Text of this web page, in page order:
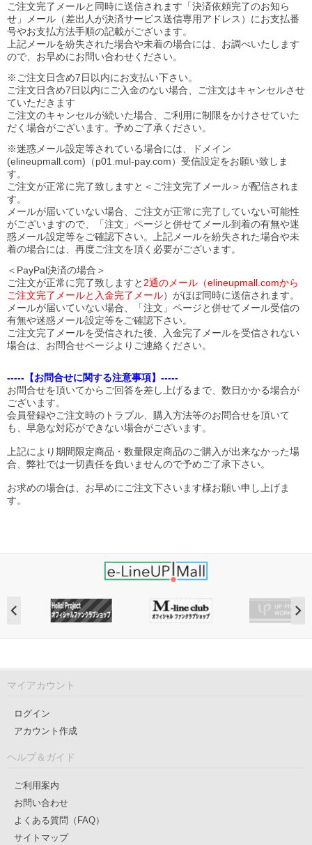
ご注文完了メールと同時に送信されます「決済依頼完了のお知ら
せ」メール（差出人が決済サービス送信専用アドレス）にお支払番
号やお支払方法手順の記載がございます。
上記メールを紛失された場合や未着の場合には、お調べいたします
ので、お早めにお問い合わせください。
※ご注文日含め7日以内にお支払い下さい。
ご注文日含め7日以内にご入金のない場合、ご注文はキャンセルさせ
ていただきます
ご注文のキャンセルが続いた場合、ご利用に制限をかけさせていた
だく場合がございます。予めご了承ください。
※迷惑メール設定等されている場合には、ドメイン
(elineupmall.com)（p01.mul-pay.com）受信設定をお願い致しま
す。
ご注文が正常に完了致しますと＜ご注文完了メール＞が配信されま
す。
メールが届いていない場合、ご注文が正常に完了していない可能性
がございますので、「注文」ページと併せてメール到着の有無や迷
惑メール設定等をご確認下さい。
上記メールを紛失された場合や未
着の場合には、再度ご注文を頂く必要がございます。
＜PayPal決済の場合＞
ご注文が正常に完了致しますと 2通のメール（elineupmall.comから
ご注文完了メールと入金完了メール）がほぼ同時に送信されます。
メールが届いていない場合、「注文」ページと併せてメール受信の
有無や迷惑メール設定等をご確認下さい。
ご注文完了メールを受信された後、入金完了メールを受信されない
場合は、お問合せページよりご連絡ください。
-----【お問合せに関する注意事項】-----
お問合せを頂いてからご回答を差し上げるまで、数日かかる場合が
ございます。
会員登録やご注文時のトラブル、購入方法等のお問合せを頂いて
も、早急な対応ができない場合がございます。
上記により期間限定商品・数量限定商品のご購入が出来なかった場
合、弊社では一切責任を負いませんので予めご了承下さい。
お求めの場合は、お早めにご注文下さいます様お願い申し上げま
す。
マイアカウント
ログイン
アカウント作成
ヘルプ＆ガイド
ご利用案内
お問い合わせ
よくある質問（FAQ）
サイトマップ